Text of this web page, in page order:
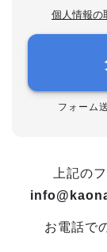
個人情報の
フォーム
上記の
お電話で